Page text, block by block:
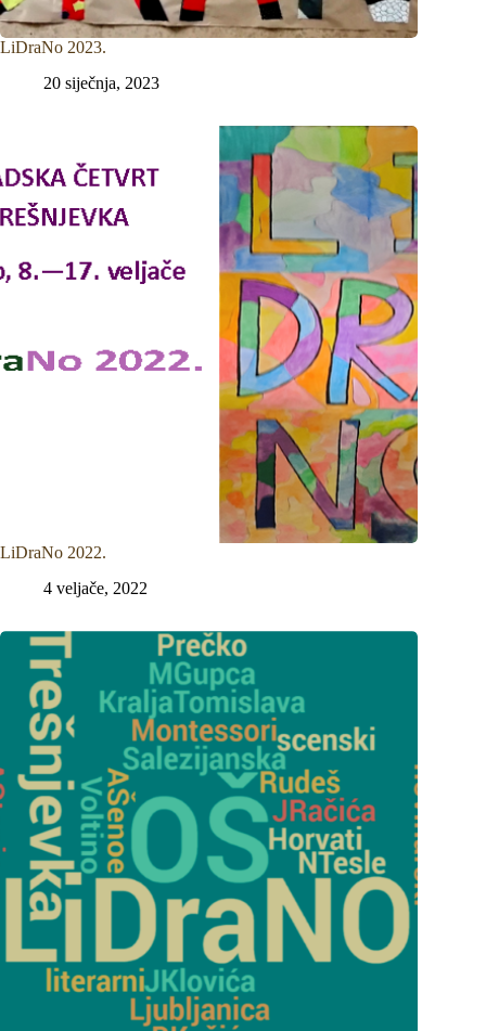
LiDraNo 2023.
20 siječnja, 2023
LiDraNo 2022.
4 veljače, 2022